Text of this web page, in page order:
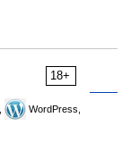
18+
WordPress,